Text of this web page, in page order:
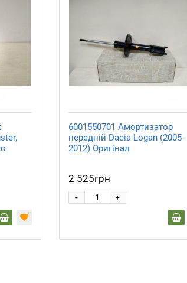
6001550701 Амортизатор
передній Dacia Logan (2005-
2012) Оригінал
2 525грн
+
-